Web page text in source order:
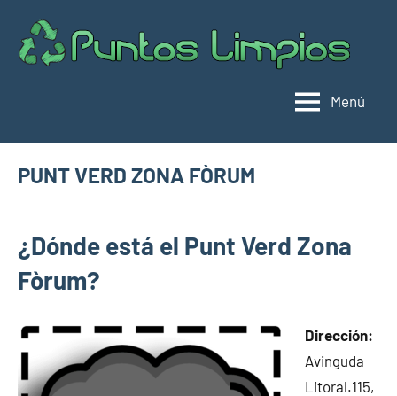
contenido
Menú
PUNT VERD ZONA FÒRUM
limpios en
municipios
de
2025
¿Dónde está el Punt Verd Zona
Fòrum?
Dirección:
Avinguda
Litoral.115,